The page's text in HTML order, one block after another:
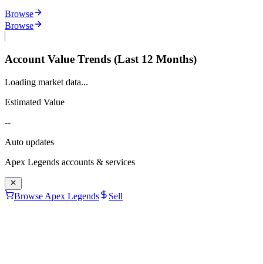
Browse
Browse
Account Value Trends (Last 12 Months)
Loading market data...
Estimated Value
--
Auto updates
Apex Legends accounts & services
Browse Apex Legends Sell